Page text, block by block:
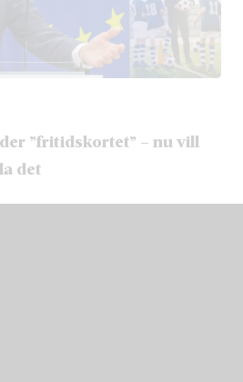
”fritidskortet” – nu vill
det